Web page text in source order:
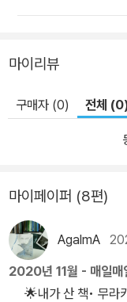
악 이론 등의 기본 지
된 한 편의 서양 지성사
는 인물은 약 250여
을 장식하고, 전경에
는 사상가들도 있을 것
이 책의 핵심 요지를
테면 이 책의 1부 3장에
르루아구랑이나, 무한
당될 것이다. 이 책의 구성은 모두 2부 7장으로 이루어져 있다는 점
마이리뷰
구매자 (0) 전체
마이페이퍼 (8편)
AgalmA
2020년 11월 - 매일매